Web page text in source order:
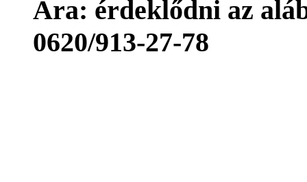
Ára: érdeklődni az
0620/913-27-78